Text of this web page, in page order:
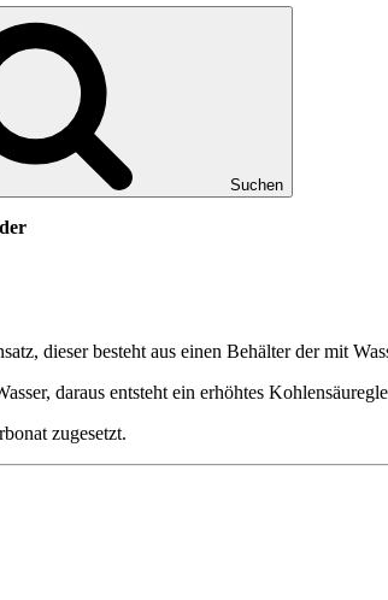
Suchen
dieser besteht aus einen Behälter der mit
daraus entsteht ein erhöhtes
zugesetzt.